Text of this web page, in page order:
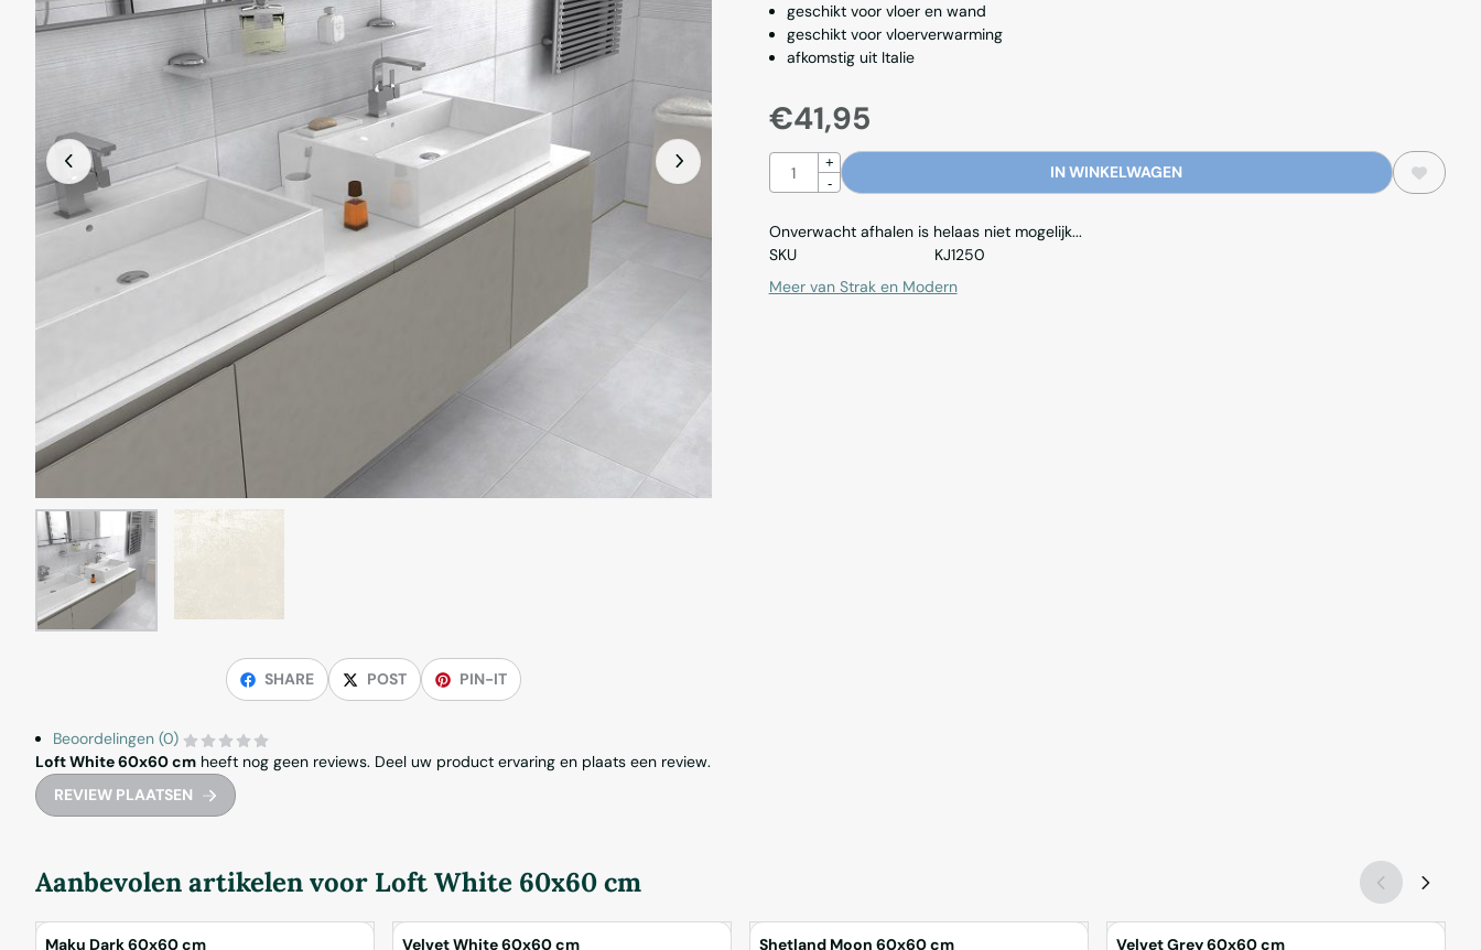
SHARE POST PIN-IT
geschikt voor vloer en wand
geschikt voor vloerverwarming
afkomstig uit Italie
€41,95
+
-
IN WINKELWAGEN
Onverwacht afhalen is helaas niet mogelijk...
SKU
KJ1250
Meer van Strak en Modern
Beoordelingen (0)
Loft White 60x60 cm heeft nog geen reviews. Deel uw product ervaring en plaats een review.
REVIEW PLAATSEN
Aanbevolen artikelen voor Loft White 60x60 cm
Maku Dark 60x60 cm Velvet White 60x60 cm Shetland Moon 60x60 cm Velvet Grey 60x60 cm